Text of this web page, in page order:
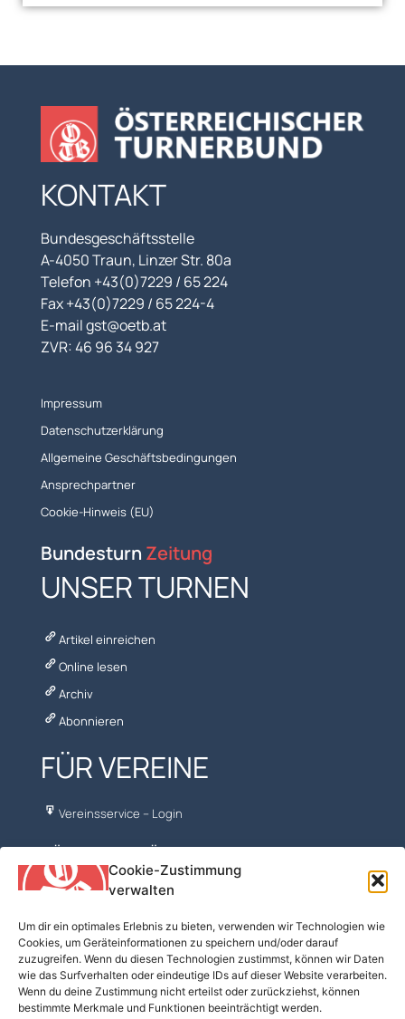
Cookie-Zustimmung
verwalten
Um dir ein optimales Erlebnis zu bieten, verwenden wir Technologien wie
Cookies, um Geräteinformationen zu speichern und/oder darauf
zuzugreifen. Wenn du diesen Technologien zustimmst, können wir Daten
wie das Surfverhalten oder eindeutige IDs auf dieser Website verarbeiten.
Wenn du deine Zustimmung nicht erteilst oder zurückziehst, können
bestimmte Merkmale und Funktionen beeinträchtigt werden.
KONTAKT
Bundesgeschäftsstelle
A-4050 Traun, Linzer Str. 80a
Telefon +43(0)7229 / 65 224
Fax +43(0)7229 / 65 224-4
E-mail gst@oetb.at
ZVR: 46 96 34 927
Impressum
Datenschutzerklärung
Allgemeine Geschäftsbedingungen
Ansprechpartner
Cookie-Hinweis (EU)
Bundesturn Zeitung
UNSER TURNEN
Artikel einreichen
Online lesen
Archiv
Abonnieren
FÜR VEREINE
Vereinsservice – Login
NÜTZLICHES FÜR VORTURNER
ÖFT – FV Turnen
Turn10
BSPA
Turnmaterial
Kostenfreie Musik